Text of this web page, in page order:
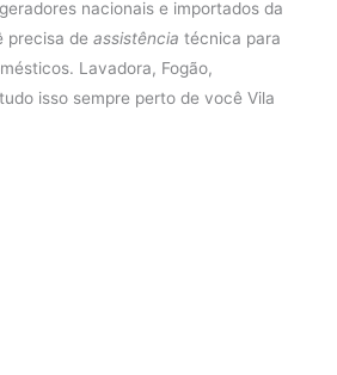
nacionais e importados da
precisa deassistência técnica para
Lavadora, Fogão,
isso sempre perto de você Vila